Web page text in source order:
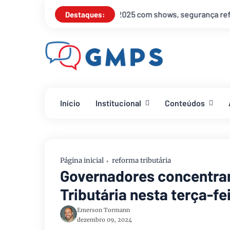
Destaques:
shows, segurança reforçada e transporte ampliado
Início Institucional Conteúdos
Página inicial reforma tributária
Governadores
Tributária nesta terça-
Emerson Tormann
dezembro 09, 2024